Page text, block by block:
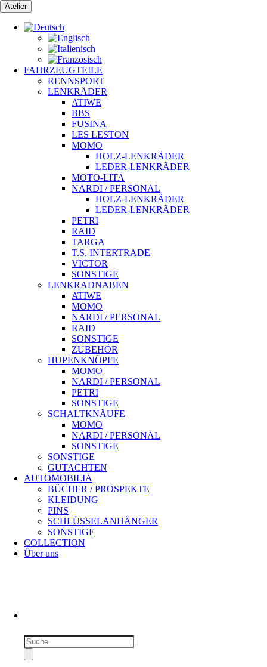
Zum
Inhalt
springen
Atelier
FAHRZEUGTEILE
RENNSPORT
LENKRÄDER
ATIWE
BBS
FUSINA
LES LESTON
MOMO
HOLZ-LENKRÄDER
LEDER-LENKRÄDER
MOTO-LITA
NARDI / PERSONAL
HOLZ-LENKRÄDER
LEDER-LENKRÄDER
PETRI
RAID
TARGA
T.S. INTERTRADE
VICTOR
SONSTIGE
LENKRADNABEN
ATIWE
MOMO
NARDI / PERSONAL
RAID
SONSTIGE
ZUBEHÖR
HUPENKNÖPFE
MOMO
NARDI / PERSONAL
PETRI
SONSTIGE
SCHALTKNÄUFE
MOMO
NARDI / PERSONAL
SONSTIGE
SONSTIGE
GUTACHTEN
AUTOMOBILIA
BÜCHER / PROSPEKTE
KLEIDUNG
PINS
SCHLÜSSELANHÄNGER
SONSTIGE
COLLECTION
Über uns
Produktsuche